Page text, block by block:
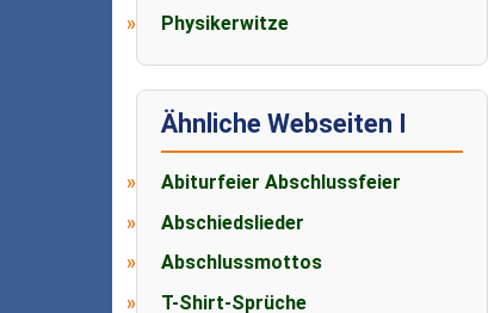
Physikerwitze
Ähnliche Webseiten I
Abiturfeier Abschlussfeier
Abschiedslieder
Abschlussmottos
T-Shirt-Sprüche